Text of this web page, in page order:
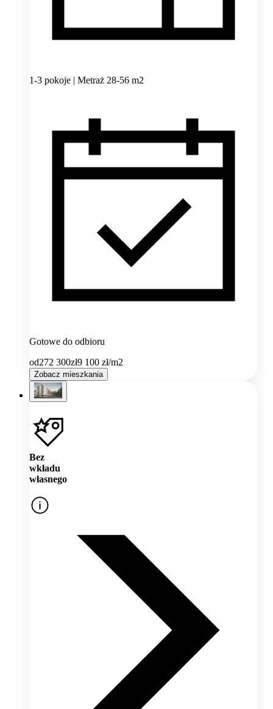
1-3 pokoje | Metraż 28-56 m2
Gotowe do odbioru
od272 300zł9 100 zł/m2
Zobacz mieszkania
Bez
wkładu
własnego